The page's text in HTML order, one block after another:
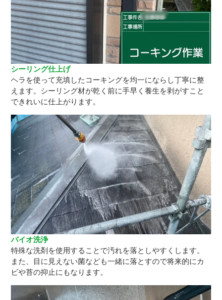
シーリング仕上げ
ヘラを使って充填したコーキングを均一にならし丁寧に整
えます。シーリング材が乾く前に手早く養生を剥がすこと
できれいに仕上がります。
バイオ洗浄
特殊な洗剤を使用することで汚れを落としやすくします。
また、目に見えない菌なども一緒に落とすので将来的にカ
ビや苔の抑止にもなります。